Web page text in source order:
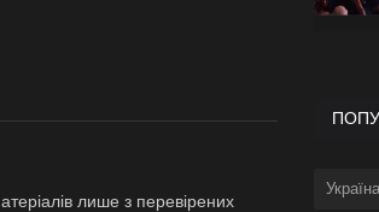
лише з перевірених
Україна